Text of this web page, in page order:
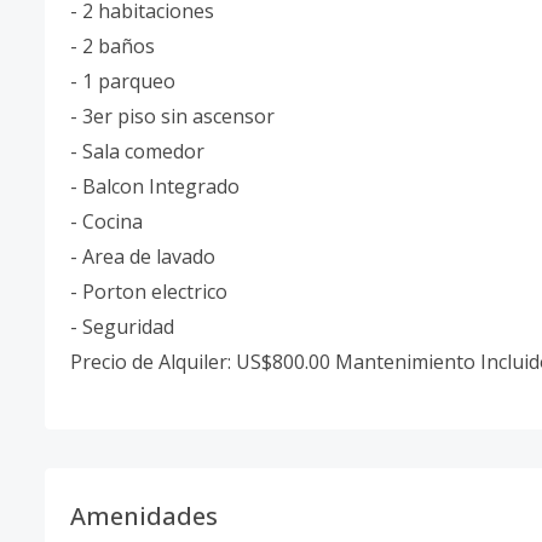
- 2 habitaciones
- 2 baños
- 1 parqueo
- 3er piso sin ascensor
- Sala comedor
- Balcon Integrado
- Cocina
- Area de lavado
- Porton electrico
- Seguridad
Precio de Alquiler: US$800.00 Mantenimiento
Amenidades